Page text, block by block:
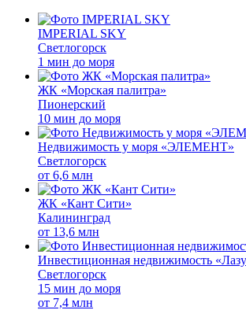
IMPERIAL SKY
Светлогорск
1 мин до моря
ЖК «Морская палитра»
Пионерский
10 мин до моря
Недвижимость у моря «ЭЛЕМЕНТ»
Светлогорск
от 6,6 млн
ЖК «Кант Сити»
Калининград
от 13,6 млн
Инвестиционная недвижимость
Светлогорск
15 мин до моря
от 7,4 млн